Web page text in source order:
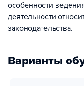
особенности
деятельности
законодательства.
Варианты